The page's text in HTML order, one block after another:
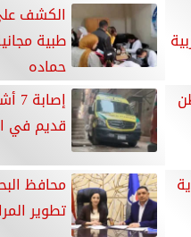
طبية
حماده
توريد 910 طن
قديم في
محافظ
تطوير